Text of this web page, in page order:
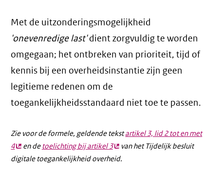
Met de uitzonderingsmogelijkheid
'onevenredige last'dient zorgvuldig te worden
omgegaan; het ontbreken van prioriteit, tijd of
kennis bij een overheidsinstantie zijn geen
legitieme redenen om de
toegankelijkheidsstandaard niet toe te passen.
Zie voor de formele, geldende tekstartikel 3, lid 2 tot en met
4(externe
link)
en de toelichting bij artikel 3(externe
link)
van het Tijdelijk besluit
digitale toegankelijkheid overheid.